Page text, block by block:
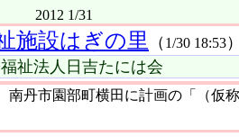
2012 1/31
施設はぎの里 （ 1/30 18:53）
祉法人日吉たには会
丹市園部町横田に計画の「（仮